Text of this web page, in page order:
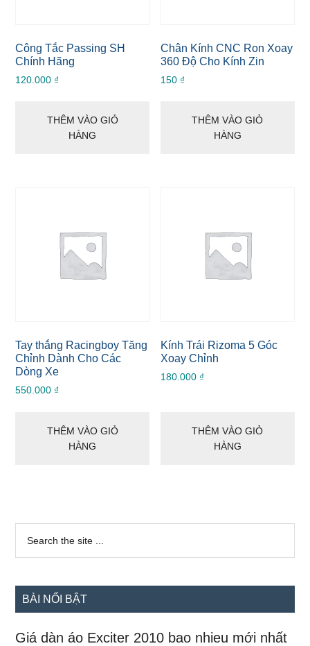
Công Tắc Passing SH
Chính Hãng
120.000 ₫
THÊM VÀO GIỎ
HÀNG
Chân Kính CNC Ron Xoay
360 Độ Cho Kính Zin
150 ₫
THÊM VÀO GIỎ
HÀNG
Tay thắng Racingboy Tăng
Chỉnh Dành Cho Các
Dòng Xe
550.000 ₫
THÊM VÀO GIỎ
HÀNG
Kính Trái Rizoma 5 Góc
Xoay Chỉnh
180.000 ₫
THÊM VÀO GIỎ
HÀNG
Sidebar
chính
...
BÀI NỔI BẬT
Giá dàn áo Exciter 2010 bao nhieu mới nhất